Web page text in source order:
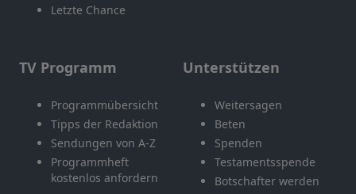
Letzte Chance
TV Programm
Programmübersicht
Tipps der Redaktion
Sendungen von A-Z
Programmheft
kostenlos anfordern
Unterstützen
Weitersagen
Beten
Spenden
Testamentsspende
Botschafter werden